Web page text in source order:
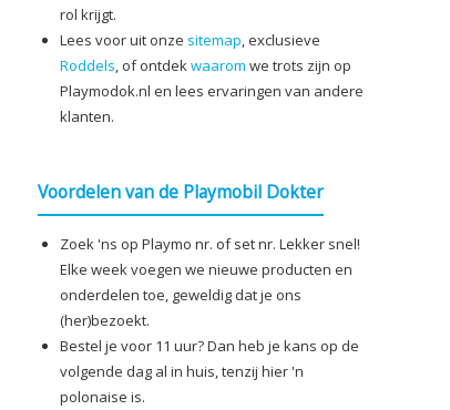
Prijsklasse:
€1,00
€3,00
rol krijgt.
Lees voor uit onze sitemap, exclusieve
Roddels, of ontdekwaarom we trots zijn op
Playmodok.nl en lees ervaringen van andere
klanten.
Voordelen van de Playmobil Dokter
Zoek 'ns op Playmo nr. of set nr. Lekker snel!
Elke week voegen we nieuwe producten en
onderdelen toe, geweldig dat je ons
(her)bezoekt.
Bestel je voor 11 uur? Dan heb je kans op de
volgende dag al in huis, tenzij hier 'n
polonaise is.